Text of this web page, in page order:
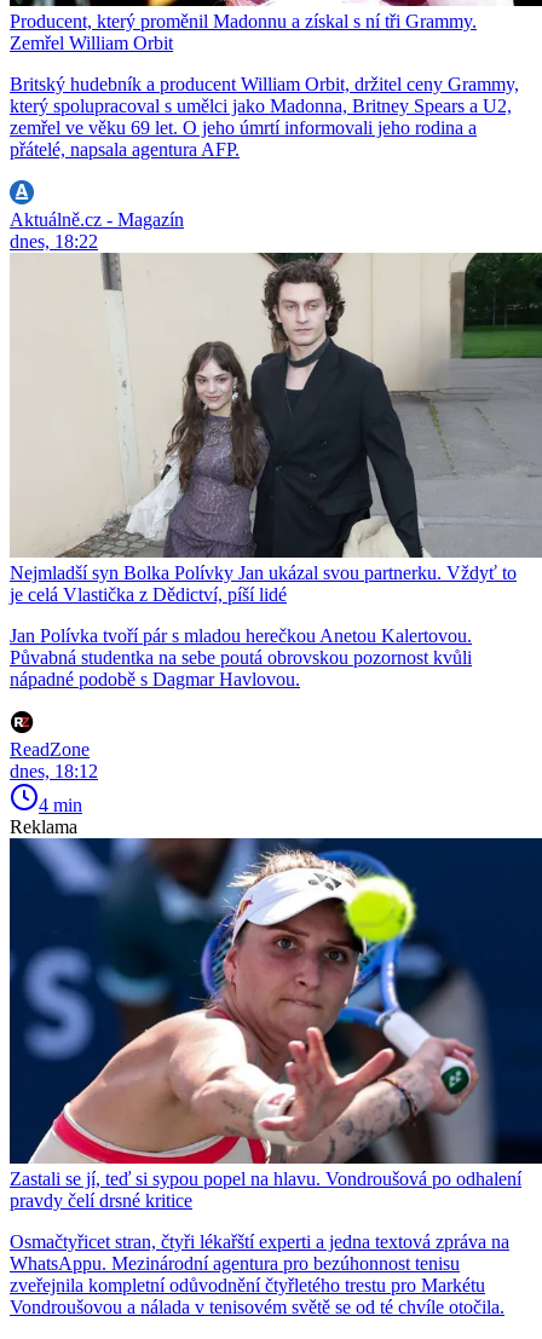
Producent, který proměnil Madonnu a získal s ní tři Grammy.
Zemřel William Orbit
Britský hudebník a producent William Orbit, držitel ceny Grammy,
který spolupracoval s umělci jako Madonna, Britney Spears a U2,
zemřel ve věku 69 let. O jeho úmrtí informovali jeho rodina a
přátelé, napsala agentura AFP.
Aktuálně.cz - Magazín
dnes, 18:22
Nejmladší syn Bolka Polívky Jan ukázal svou partnerku. Vždyť to
je celá Vlastička z Dědictví, píší lidé
Jan Polívka tvoří pár s mladou herečkou Anetou Kalertovou.
Půvabná studentka na sebe poutá obrovskou pozornost kvůli
nápadné podobě s Dagmar Havlovou.
ReadZone
dnes, 18:12
4 min
Reklama
Zastali se jí, teď si sypou popel na hlavu. Vondroušová po odhalení
pravdy čelí drsné kritice
Osmačtyřicet stran, čtyři lékařští experti a jedna textová zpráva na
WhatsAppu. Mezinárodní agentura pro bezúhonnost tenisu
zveřejnila kompletní odůvodnění čtyřletého trestu pro Markétu
Vondroušovou a nálada v tenisovém světě se od té chvíle otočila.